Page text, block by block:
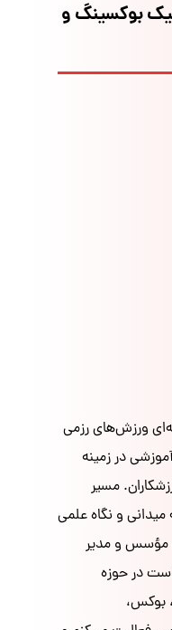
بوکسینگ و
ورزش‌های رزمی
در زمینه
مسیر
میدانی و نگاه علمی
مؤسس و مدیر
در حوزه
بوکس،